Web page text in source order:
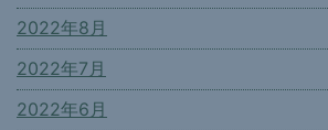
2022年8月
2022年7月
2022年6月